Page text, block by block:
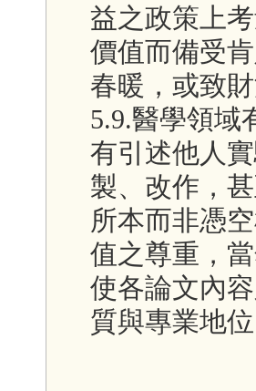
益之政策上
價值而備受
春暖，或致
5.9.醫學領域
有引述他人
製、改作，
所本而非憑
值之尊重，
使各論文內
質與專業地